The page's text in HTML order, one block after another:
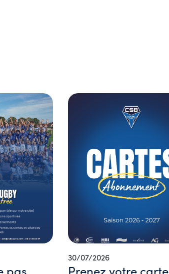
pas
30/07/2026
Prenez votre carte